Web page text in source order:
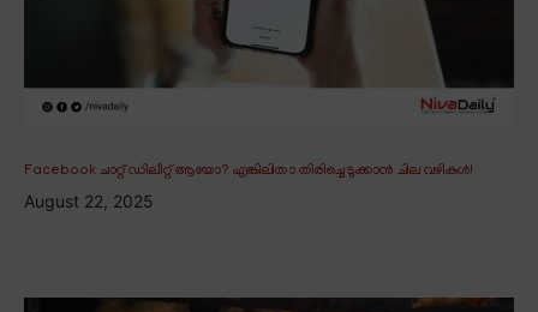
Facebook ചാറ്റ് ഡിലീറ്റ് ആയോ? എങ്കിലിതാ തിരിച്ചെടുക്കാൻ ചില വഴികൾ!
August 22, 2025